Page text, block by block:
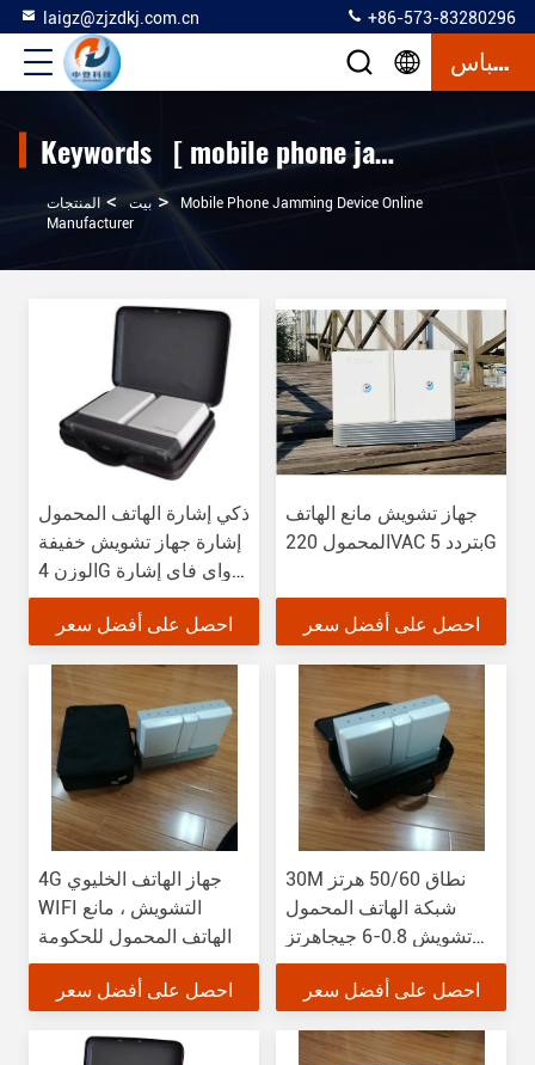
laigz@zjzdkj.com.cn +86-573-83280296
إقتباس
Keywords [ mobile phone jamming device ] Match 94 المنتجات
بيت > المنتجات >
Mobile Phone Jamming Device Online
Manufacturer
ذكي إشارة الهاتف المحمول
إشارة جهاز تشويش خفيفة
الوزن 4G واي فاي إشارة
التشويش
احصل على أفضل سعر
جهاز تشويش مانع الهاتف
المحمول 220VAC بتردد 5G
احصل على أفضل سعر
4G جهاز الهاتف الخليوي
WIFI التشويش ، مانع
الهاتف المحمول للحكومة
احصل على أفضل سعر
30M نطاق 50/60 هرتز
شبكة الهاتف المحمول
تشويش 0.8-6 جيجاهرتز
مدى التردد
احصل على أفضل سعر